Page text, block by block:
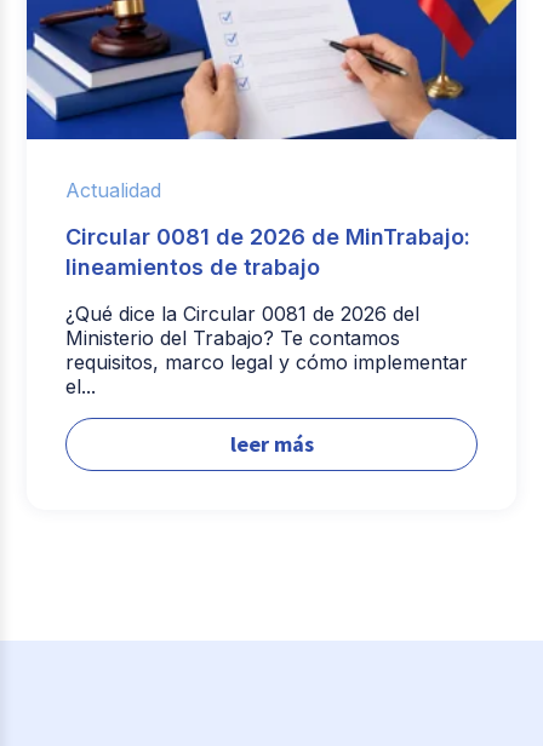
Actualidad
Circular 0081 de 2026 de MinTrabajo:
lineamientos de trabajo
¿Qué dice la Circular 0081 de 2026 del
Ministerio del Trabajo? Te contamos
requisitos, marco legal y cómo implementar
el...
leer más